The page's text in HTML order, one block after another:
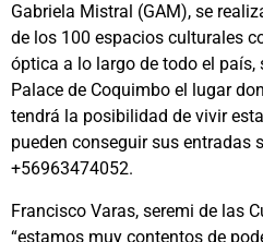
Gabriela Mistral (GAM), se
de los 100 espacios culturales
óptica a lo largo de todo el país,
Palace de Coquimbo el lugar
tendrá la posibilidad de vivir
pueden conseguir sus entradas
+56963474052.
Francisco Varas, seremi de las
“estamos muy contentos de